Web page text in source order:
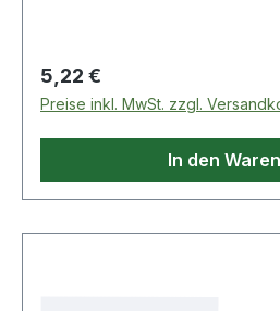
Orientierung · schwarze
klarem und deutlichem
Fertigung aus nachhaltiger
(PEFC) · EG-
technische Eigenschaften:·
Gliederstärke: 3,30 mm·
Regulärer Preis:
5,22 €
Preise inkl. MwSt. zzgl.
In den